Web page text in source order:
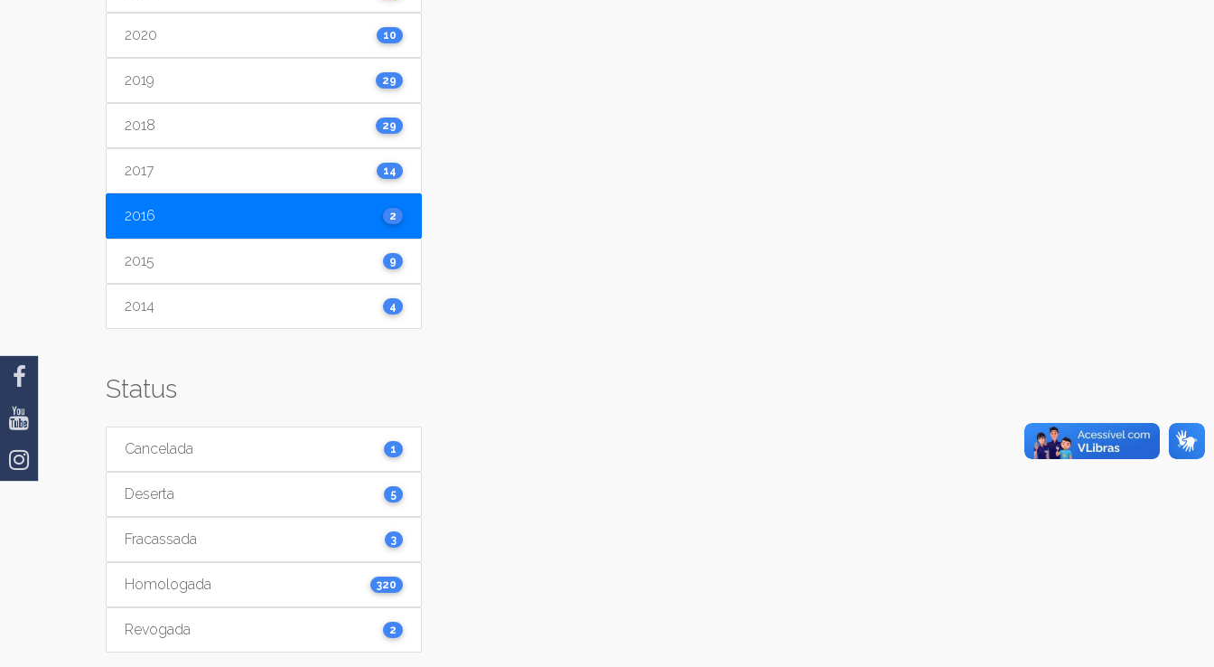
2020 10
2019 29
2018 29
2017 14
2016 2
2015 9
2014 4
Status
Cancelada 1
Deserta 5
Fracassada 3
Homologada 320
Revogada 2